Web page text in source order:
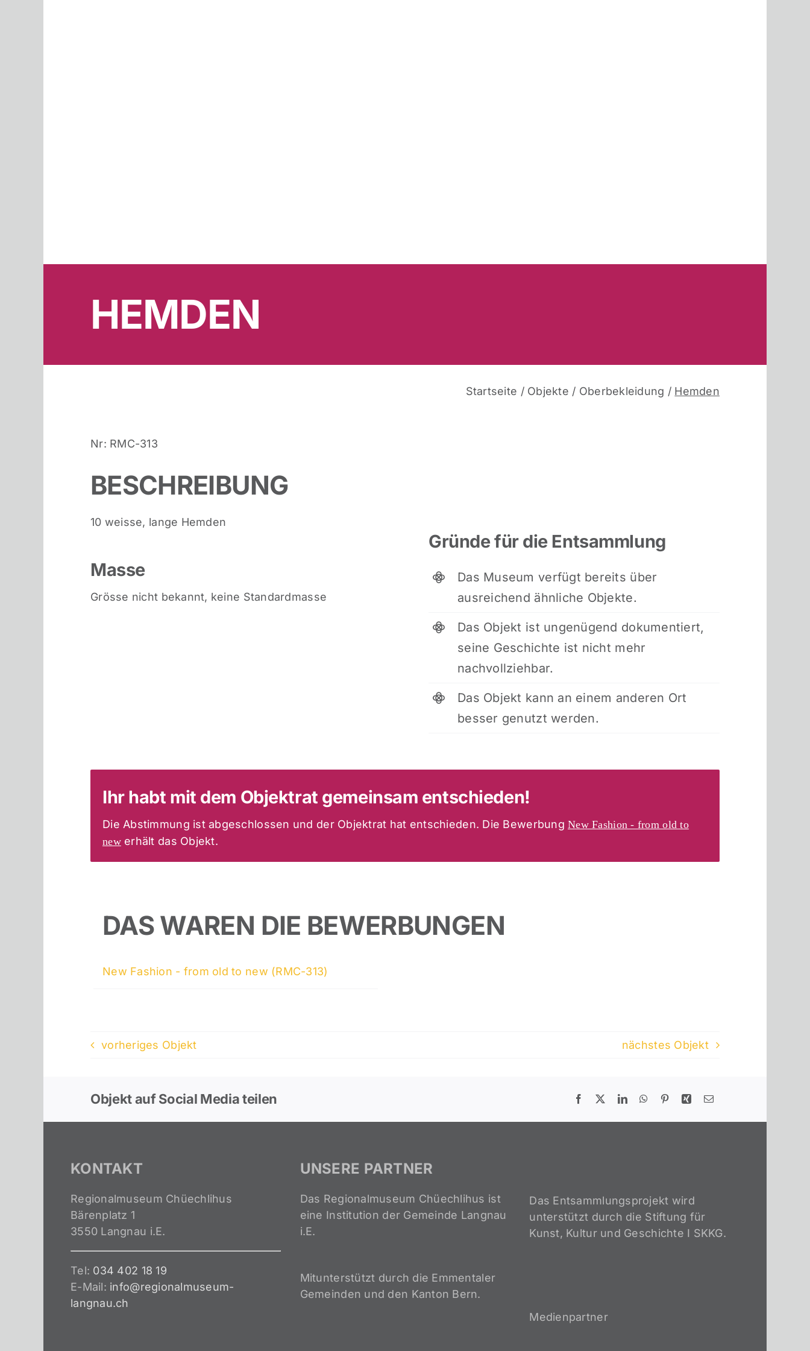
HEMDEN
Startseite / Objekte / Oberbekleidung / Hemden
Nr: RMC-313
BESCHREIBUNG
10 weisse, lange Hemden
Masse
Grösse nicht bekannt, keine Standardmasse
Gründe für die Entsammlung
Das Museum verfügt bereits über
ausreichend ähnliche Objekte.
Das Objekt ist ungenügend dokumentiert,
seine Geschichte ist nicht mehr
nachvollziehbar.
Das Objekt kann an einem anderen Ort
besser genutzt werden.
Ihr habt mit dem Objektrat gemeinsam entschieden!
Die Abstimmung ist abgeschlossen und der Objektrat hat entschieden. Die BewerbungNew Fashion - from old to
newerhält das Objekt.
DAS WAREN DIE BEWERBUNGEN
New Fashion - from old to new (RMC-313)
vorheriges Objekt nächstes Objekt
Objekt auf Social Media teilen
KONTAKT
Regionalmuseum Chüechlihus
Bärenplatz 1
3550 Langnau i.E.
Tel: 034 402 18 19
E-Mail: info@regionalmuseum-
langnau.ch
UNSERE PARTNER
Das Regionalmuseum Chüechlihus ist
eine Institution der Gemeinde Langnau
i.E.
Mitunterstützt durch die Emmentaler
Gemeinden und den Kanton Bern.
Das Entsammlungsprojekt wird
unterstützt durch die Stiftung für
Kunst, Kultur und Geschichte I SKKG.
Medienpartner